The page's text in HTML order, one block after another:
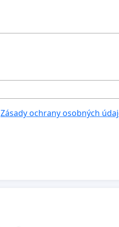
Zásady ochrany osobných